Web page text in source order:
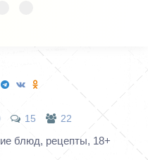
15 22
блюд, рецепты, 18+